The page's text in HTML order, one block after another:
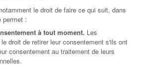
le droit de faire ce qui suit, dans
permet :
à tout moment. Les
droit de retirer leur consentement s'ils ont
consentement au traitement de leurs